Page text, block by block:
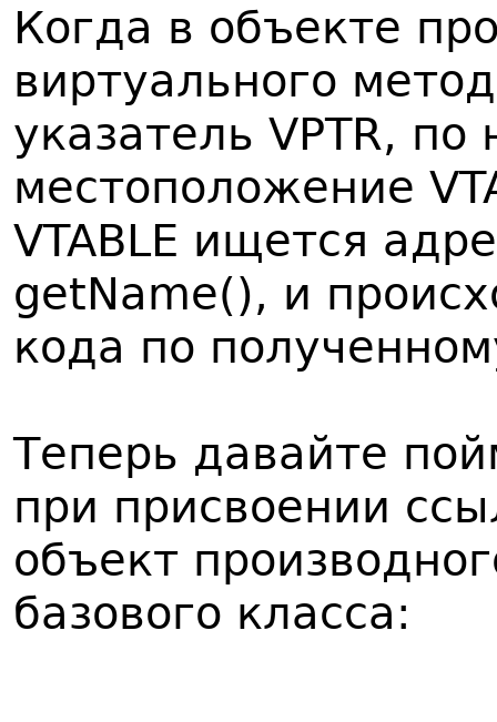
Когда в объекте
виртуального
указатель VPTR,
местоположение
VTABLE ищется
getName(), и
кода по
Теперь давайте
при присвоении
объект
базового класса: